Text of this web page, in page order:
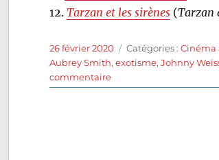
12.Tarzan et les sirènes (Tarzan
Publié
le
26 février 2020 Catégories
Catégories :Cinéma
Aubrey Smith,exotisme,Johnny
commentairesur
Tarzan,